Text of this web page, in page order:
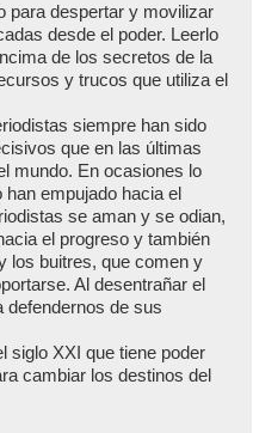
para despertar y movilizar
desde el poder. Leerlo
de los secretos de la
y trucos que utiliza el
siempre han sido
que en las últimas
mundo. En ocasiones lo
empujado hacia el
se aman y se odian,
el progreso y también
los buitres, que comen y
Al desentrañar el
defendernos de sus
siglo XXI que tiene poder
cambiar los destinos del